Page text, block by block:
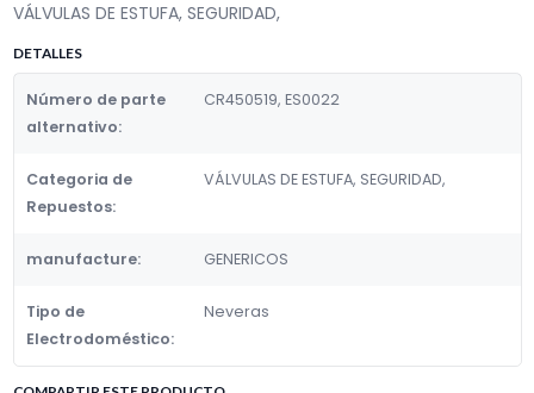
VÁLVULAS DE ESTUFA, SEGURIDAD,
DETALLES
Número de parte
alternativo:
CR450519, ES0022
Categoria de
Repuestos:
VÁLVULAS DE ESTUFA, SEGURIDAD,
manufacture: GENERICOS
Tipo de
Electrodoméstico:
Neveras